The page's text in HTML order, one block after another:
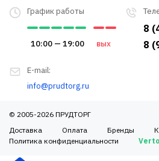
8
8
График работы
10:00 — 19:00 вых
E-mail:
info@prudtorg.ru
© 2005-2026 ПРУДТОРГ
Доставка
Оплата Бренды
Политика конфиденциальности
Verto